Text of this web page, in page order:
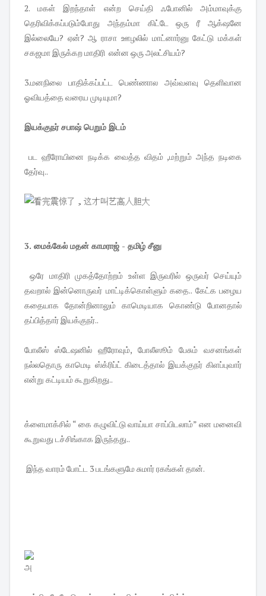
2. மகள் இறந்தாள் என்ற செய்தி ஃபோனில் அம்மாவுக்கு
தெரிவிக்கப்படும்போது அந்தம்மா கிட்டே ஒரு ரீ ஆக்‌ஷனே
இல்லையே? ஏன்? ஆ ராசா ஊழலில் மாட்னார்னு கேட்டு மக்கள்
சகஜமா இருக்கற மாதிரி என்ன ஒரு அலட்சியம்?
3.மனநிலை பாதிக்கப்பட்ட பெண்ணால அவ்வளவு தெளிவான
ஓவியத்தை வரைய முடியுமா?
இயக்குநர் சபாஷ் பெறும் இடம்
பட ஹீரோயினை நடிக்க வைத்த விதம் ,மற்றும் அந்த நடிகை
தேர்வு..
3. மைக்கேல் மதன் காமராஜ் - தமிழ் சீனு
ஒரே மாதிரி முகத்தோற்றம் உள்ள இருவரில் ஒருவர் செய்யும்
தவறால் இன்னொருவர் மாட்டிக்கொள்ளும் கதை.. கேட்க பழைய
கதையாக தோன்றினாலும் காமெடியாக கொண்டு போனதால்
தப்பித்தார் இயக்குநர்..
போலீஸ் ஸ்டேஷனில் ஹீரோவும், போலீஸூம் பேசும் வசனங்கள்
நல்லதொரு காமெடி ஸ்க்ரிப்ட் கிடைத்தால் இயக்குநர் கிளப்புவார்
என்று கட்டியம் கூறுகிறது..
க்ளைமாக்சில் “ கை கழுவிட்டு வாய்யா சாப்பிடலாம்” என மனைவி
கூறுவது டச்சிங்காக இருந்தது..
இந்த வாரம் போட்ட 3 படங்களுமே சுமார் ரகங்கள் தான்.
அ